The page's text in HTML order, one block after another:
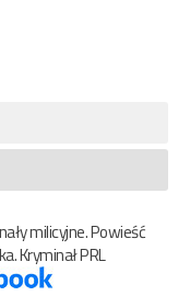
milicyjne. Powieść
Kryminał PRL